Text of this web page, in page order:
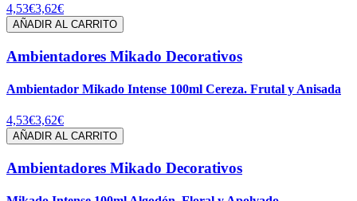
4,53€3,62€
AÑADIR AL CARRITO
Ambientadores Mikado Decorativos
Ambientador Mikado Intense 100ml Cereza. Frutal y Anisada
4,53€3,62€
AÑADIR AL CARRITO
Ambientadores Mikado Decorativos